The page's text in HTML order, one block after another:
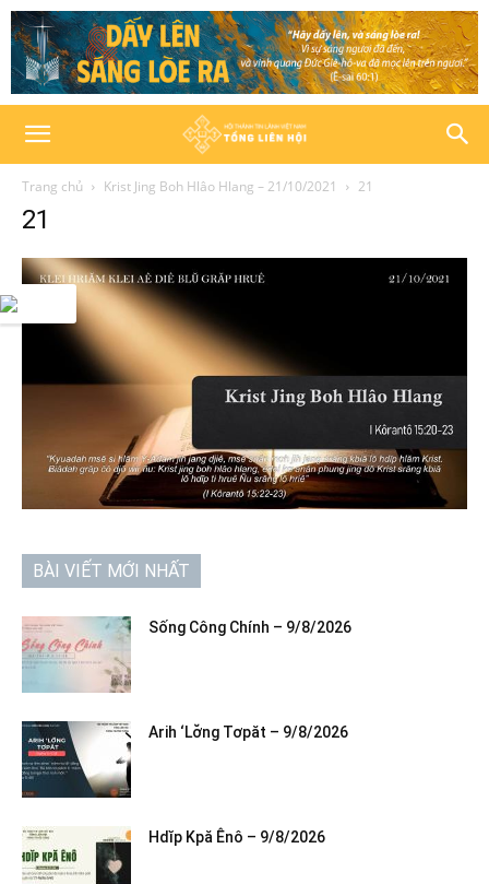
Trang chủ Krist Jing Boh Hlâo Hlang – 21/10/2021 21
21
BÀI VIẾT MỚI NHẤT
Sống Công Chính – 9/8/2026
Arih ‘Lơ̆ng Tơpăt – 9/8/2026
Hdĭp Kpă Ênô – 9/8/2026